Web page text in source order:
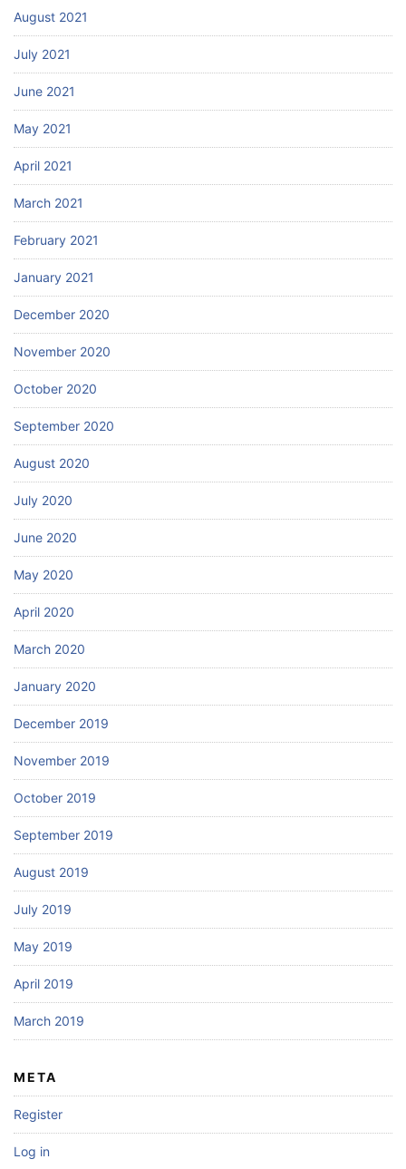
August 2021
July 2021
June 2021
May 2021
April 2021
March 2021
February 2021
January 2021
December 2020
November 2020
October 2020
September 2020
August 2020
July 2020
June 2020
May 2020
April 2020
March 2020
January 2020
December 2019
November 2019
October 2019
September 2019
August 2019
July 2019
May 2019
April 2019
March 2019
META
Register
Log in